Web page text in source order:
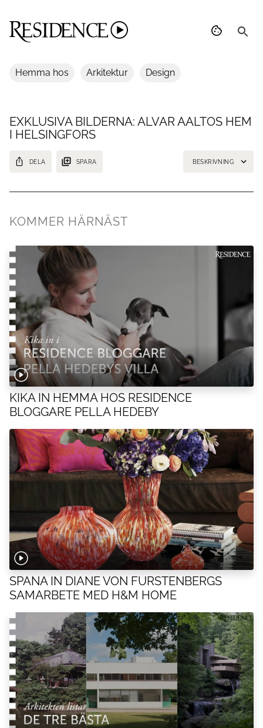
Hemma hos Arkitektur Design
EXKLUSIVA BILDERNA: ALVAR AALTOS HEM
I HELSINGFORS
DELA SPARA BESKRIVNING
KOMMER HÄRNÄST
KIKA IN HEMMA HOS RESIDENCE
BLOGGARE PELLA HEDEBY
SPANA IN DIANE VON FURSTENBERGS
SAMARBETE MED H&M HOME